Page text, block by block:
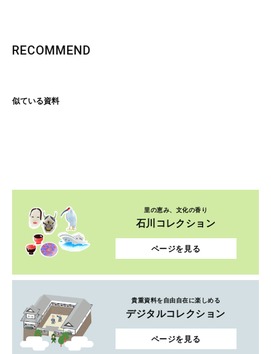
RECOMMEND
似ている資料
里の恵み、文化の香り
石川コレクション
ページを見る
貴重資料を自由自在に楽しめる
デジタルコレクション
ページを見る